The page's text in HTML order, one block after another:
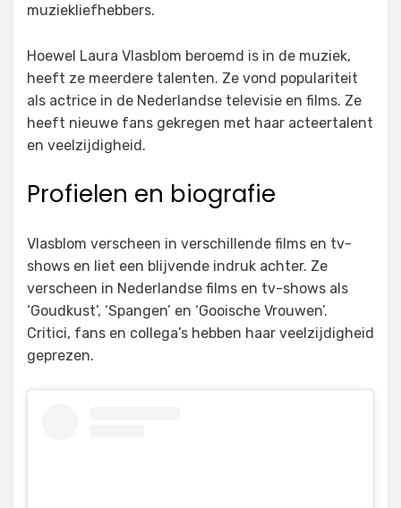
muziekliefhebbers.
Hoewel Laura Vlasblom beroemd is in de muziek,
heeft ze meerdere talenten. Ze vond populariteit
als actrice in de Nederlandse televisie en films. Ze
heeft nieuwe fans gekregen met haar acteertalent
en veelzijdigheid.
Profielen en biografie
Vlasblom verscheen in verschillende films en tv-
shows en liet een blijvende indruk achter. Ze
verscheen in Nederlandse films en tv-shows als
‘Goudkust’, ‘Spangen’ en ‘Gooische Vrouwen’.
Critici, fans en collega’s hebben haar veelzijdigheid
geprezen.